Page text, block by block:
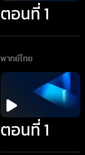
ตอนที่ 1
พากย์ไทย
ตอนที่ 1